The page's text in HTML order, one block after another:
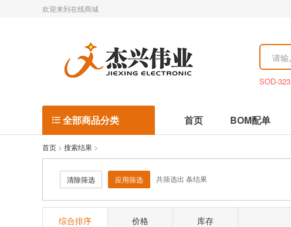
欢迎来到在线商城
SOD-323
 全部商品分类 首页 BOM配单
首页 > 搜索结果 >
清除筛选 应用筛选 共筛选出 条结果
综合排序 价格 库存